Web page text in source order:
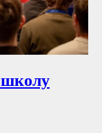
школу